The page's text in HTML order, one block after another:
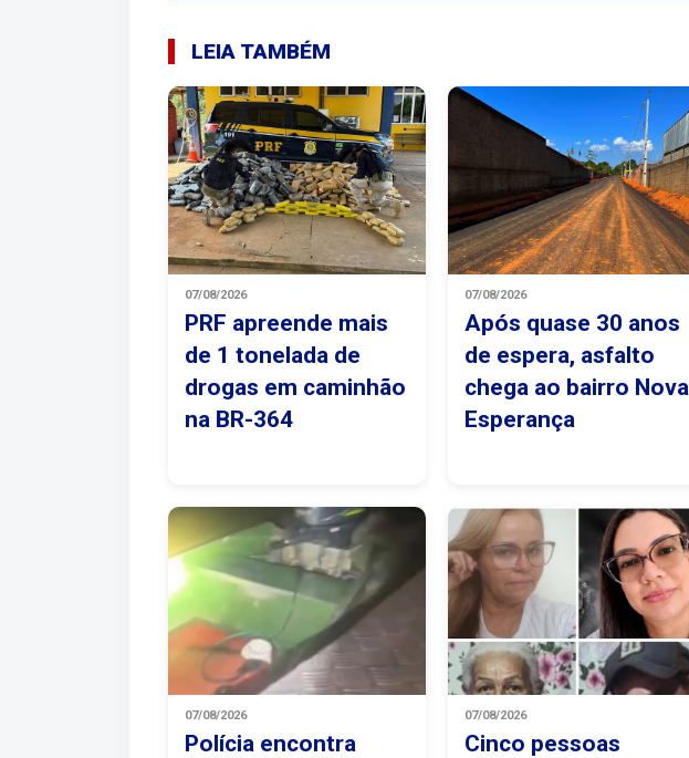
LEIA TAMBÉM
07/08/2026
PRF apreende mais
de 1 tonelada de
drogas em caminhão
na BR-364
07/08/2026
Após quase 30 anos
de espera, asfalto
chega ao bairro Nova
Esperança
07/08/2026
Polícia encontra
07/08/2026
Cinco pessoas